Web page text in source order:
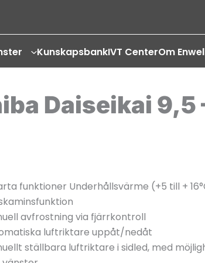
KunskapsbankIVT CenterOm
Daiseikai 9,5
funktioner Underhållsvärme (+5 till +
avfrostning via fjärrkontroll
luftriktare uppåt/nedåt
ställbara luftriktare i sidled, med